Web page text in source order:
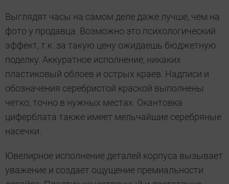
Выглядят часы на самом деле даже лучше, чем на
фото у продавца. Возможно это психологический
эффект, т.к. за такую цену ожидаешь бюджетную
поделку. Аккуратное исполнение, никаких
пластиковый облоев и острых краев. Надписи и
обозначения серебристой краской выполнены
четко, точно в нужных местах. Окантовка
циферблата также имеет мельчайшие серебряные
насечки.
Ювелирное исполнение деталей корпуса вызывает
уважение и создает ощущение премиальности